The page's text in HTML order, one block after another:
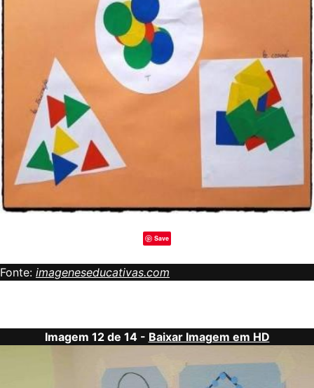
Save
Fonte: imageneseducativas.com
Imagem 12 de 14 - Baixar Imagem em HD